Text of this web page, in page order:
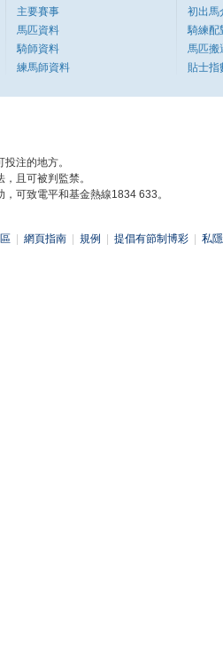
主要賽事
馬匹資料
騎師資料
練馬師資料
初出馬
騎練配
馬匹搬
貼士指
注的地方。
且可被判監禁。
可致電平和基金熱線1834 633。
網頁指南 規例 提倡有節制博彩 私